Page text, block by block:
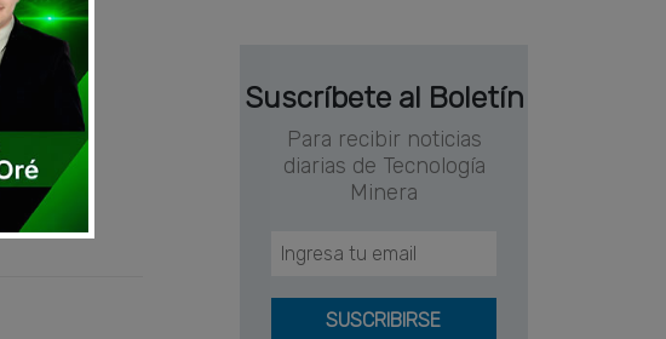
Suscríbete al Boletín
Para recibir noticias
diarias de Tecnología
Minera